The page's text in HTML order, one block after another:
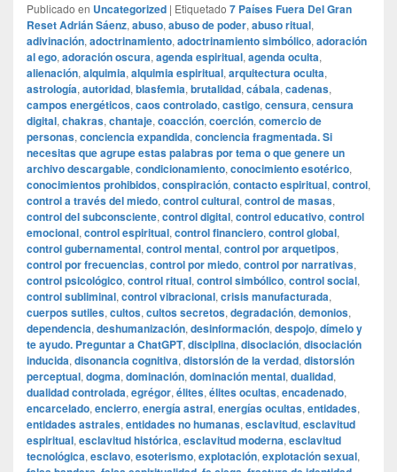
Publicado en Uncategorized | Etiquetado 7 Países Fuera Del Gran
Reset Adrián Sáenz, abuso, abuso de poder, abuso ritual,
adivinación, adoctrinamiento, adoctrinamiento simbólico, adoración
al ego, adoración oscura, agenda espiritual, agenda oculta,
alienación, alquimia, alquimia espiritual, arquitectura oculta,
astrología, autoridad, blasfemia, brutalidad, cábala, cadenas,
campos energéticos, caos controlado, castigo, censura, censura
digital, chakras, chantaje, coacción, coerción, comercio de
personas, conciencia expandida, conciencia fragmentada. Si
necesitas que agrupe estas palabras por tema o que genere un
archivo descargable, condicionamiento, conocimiento esotérico,
conocimientos prohibidos, conspiración, contacto espiritual, control,
control a través del miedo, control cultural, control de masas,
control del subconsciente, control digital, control educativo, control
emocional, control espiritual, control financiero, control global,
control gubernamental, control mental, control por arquetipos,
control por frecuencias, control por miedo, control por narrativas,
control psicológico, control ritual, control simbólico, control social,
control subliminal, control vibracional, crisis manufacturada,
cuerpos sutiles, cultos, cultos secretos, degradación, demonios,
dependencia, deshumanización, desinformación, despojo, dímelo y
te ayudo. Preguntar a ChatGPT, disciplina, disociación, disociación
inducida, disonancia cognitiva, distorsión de la verdad, distorsión
perceptual, dogma, dominación, dominación mental, dualidad,
dualidad controlada, egrégor, élites, élites ocultas, encadenado,
encarcelado, encierro, energía astral, energías ocultas, entidades,
entidades astrales, entidades no humanas, esclavitud, esclavitud
espiritual, esclavitud histórica, esclavitud moderna, esclavitud
tecnológica, esclavo, esoterismo, explotación, explotación sexual,